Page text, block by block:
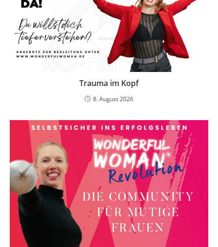
Trauma im Kopf
8. August 2026